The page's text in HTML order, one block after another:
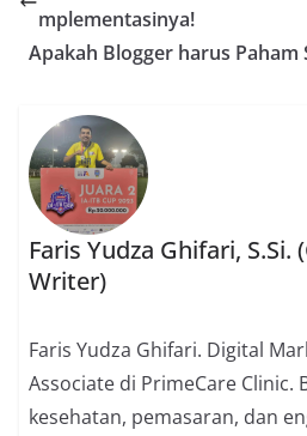
mplementasinya!
Apakah Blogger harus Paham
Faris Yudza Ghifari,
Writer)
Faris Yudza Ghifari. Digital
Associate di PrimeCare Clinic.
kesehatan, pemasaran, dan